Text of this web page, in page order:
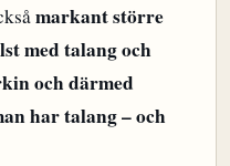
markant större
med talang och
och därmed
har talang – och